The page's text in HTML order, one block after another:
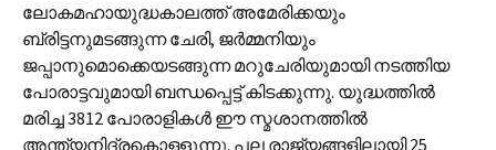
ലോകമഹായുദ്ധകാലത്ത് അമേരിക്കയും
ബ്രിട്ടനുമടങ്ങുന്ന ചേരി, ജര്‍മ്മനിയും
ജപ്പാനുമൊക്കെയടങ്ങുന്ന മറുചേരിയുമായി നടത്തിയ
പോരാട്ടവുമായി ബന്ധപ്പെട്ട് കിടക്കുന്നു. യുദ്ധത്തില്‍
മരിച്ച‍ 3812 പോരാളികള്‍ ഈ സ്മശാനത്തില്‍
അന്ത്യനിദ്രകൊള്ളുന്നു. പല രാജ്യങ്ങളിലായി 25